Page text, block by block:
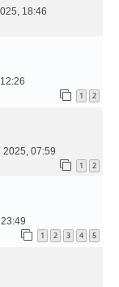
18:46
1 2
2025, 07:59
1 2
1 2 3 4 5